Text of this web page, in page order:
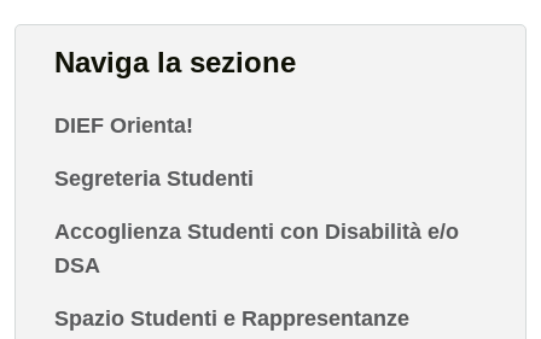
Naviga la sezione
DIEF Orienta!
Segreteria Studenti
Accoglienza Studenti con Disabilità e/o
DSA
Spazio Studenti e Rappresentanze